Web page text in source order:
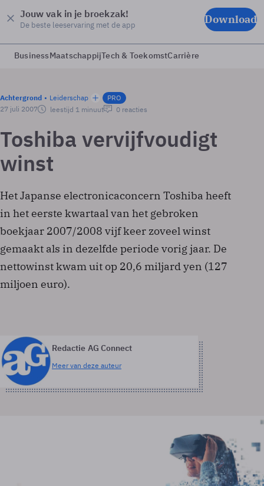
Jouw vak in je broekzak!
De beste leeservaring met de app Download
BusinessMaatschappijTech & ToekomstCarrière
Achtergrond Leiderschap
PRO
27 juli 2007
leestijd 1 minuut 0 reacties
Toshiba vervijfvoudigt
winst
Het Japanse electronicaconcern Toshiba heeft
in het eerste kwartaal van het gebroken
boekjaar 2007/2008 vijf keer zoveel winst
gemaakt als in dezelfde periode vorig jaar. De
nettowinst kwam uit op 20,6 miljard yen (127
miljoen euro).
Redactie AG Connect
Meer van deze auteur